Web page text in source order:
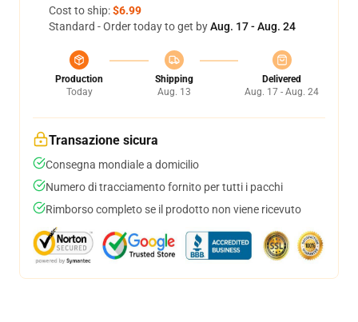
Cost to ship:$6.99
Standard - Order today to get byAug. 17 - Aug. 24
Production
Today
Shipping
Aug. 13
Delivered
Aug. 17 - Aug. 24
Transazione sicura
Consegna mondiale a domicilio
Numero di tracciamento fornito per tutti i pacchi
Rimborso completo se il prodotto non viene ricevuto